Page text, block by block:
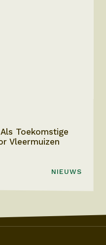
Toekomstige
Vleermuizen
NIEUWS